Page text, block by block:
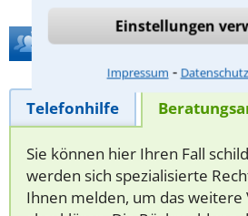
Einstellungen
Impressum ⁃
Hilfe bei Ihrer
Telefonhilfe
Sie können hier Ihren Fall
werden sich spezialisierte
Ihnen melden, um das weitere